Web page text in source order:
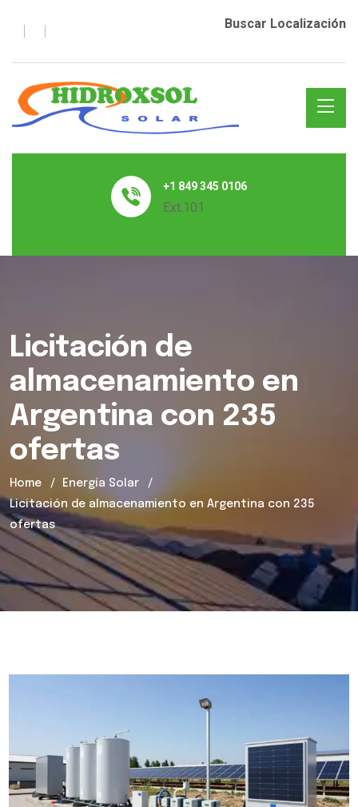
Buscar Localización
+1 849 345 0106
Ext.101
Licitación de
almacenamiento en
Argentina con 235
ofertas
Home
Energía Solar
Licitación de almacenamiento en Argentina con 235
ofertas